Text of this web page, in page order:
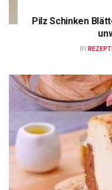
Pilz Schinken
BY